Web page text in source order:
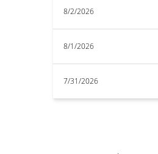
8/2/2026
8/1/2026
7/31/2026